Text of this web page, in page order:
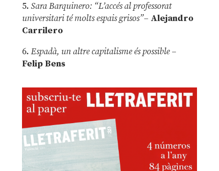
5. Sara Barquinero: “L’accés al professorat
universitari té molts espais grisos”– Alejandro
Carrilero
6. Espadà, un altre capitalisme és possible –
Felip Bens